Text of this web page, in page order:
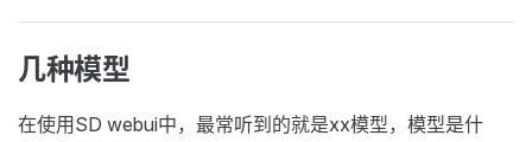
几种模型
在使用SD webui中，最常听到的就是xx模型，模型是什